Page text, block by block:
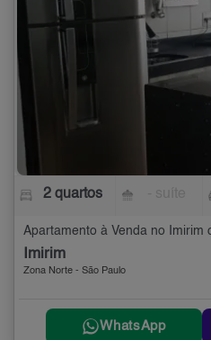
2 quartos
Apartamento à Venda no Imirim
Imirim
Zona Norte - São Paulo
WhatsApp